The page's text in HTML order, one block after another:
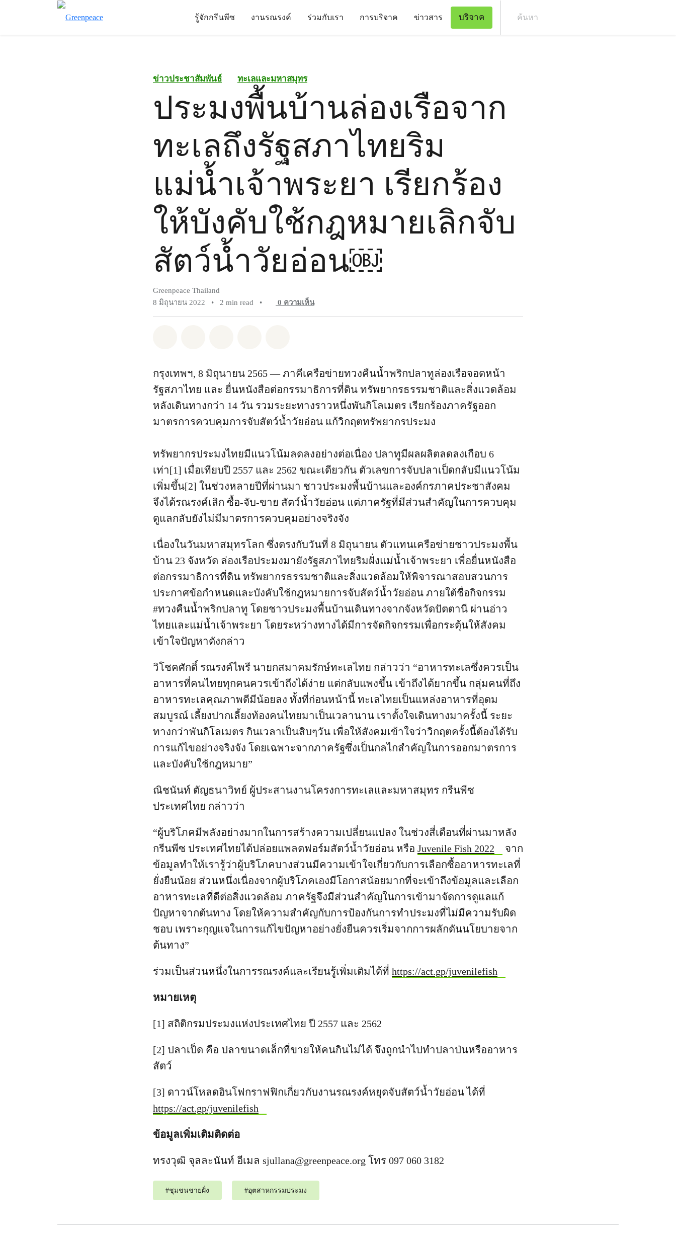
รู้จักกรีนพีซ งานรณรงค์ ร่วมกับเรา การบริจาค ข่าวสาร บริจาค
ข่าวประชาสัมพันธ์ ทะเลและมหาสมุทร
ประมงพื้นบ้านล่องเรือจาก
ทะเลถึงรัฐสภาไทยริม
แม่น้ำเจ้าพระยา เรียกร้อง
ให้บังคับใช้กฎหมายเลิกจับ
สัตว์น้ำวัยอ่อน￼
Greenpeace Thailand
8 มิถุนายน 2022
• 2 min read • 0 ความเห็น
กรุงเทพฯ, 8 มิถุนายน 2565 — ภาคีเครือข่ายทวงคืนน้ำพริกปลาทูล่องเรือจอดหน้า
รัฐสภาไทย และ ยื่นหนังสือต่อกรรมาธิการที่ดิน ทรัพยากรธรรมชาติและสิ่งแวดล้อม
หลังเดินทางกว่า 14 วัน รวมระยะทางราวหนึ่งพันกิโลเมตร เรียกร้องภาครัฐออก
มาตรการควบคุมการจับสัตว์น้ำวัยอ่อน แก้วิกฤตทรัพยากรประมง
ทรัพยากรประมงไทยมีแนวโน้มลดลงอย่างต่อเนื่อง ปลาทูมีผลผลิตลดลงเกือบ 6
เท่า[1] เมื่อเทียบปี 2557 และ 2562 ขณะเดียวกัน ตัวเลขการจับปลาเป็ดกลับมีแนวโน้ม
เพิ่มขึ้น[2] ในช่วงหลายปีที่ผ่านมา ชาวประมงพื้นบ้านและองค์กรภาคประชาสังคม
จึงได้รณรงค์เลิก ซื้อ-จับ-ขาย สัตว์น้ำวัยอ่อน แต่ภาครัฐที่มีส่วนสำคัญในการควบคุม
ดูแลกลับยังไม่มีมาตรการควบคุมอย่างจริงจัง
เนื่องในวันมหาสมุทรโลก ซึ่งตรงกับวันที่ 8 มิถุนายน ตัวแทนเครือข่ายชาวประมงพื้น
บ้าน 23 จังหวัด ล่องเรือประมงมายังรัฐสภาไทยริมฝั่งแม่น้ำเจ้าพระยา เพื่อยื่นหนังสือ
ต่อกรรมาธิการที่ดิน ทรัพยากรธรรมชาติและสิ่งแวดล้อมให้พิจารณาสอบสวนการ
ประกาศข้อกำหนดและบังคับใช้กฎหมายการจับสัตว์น้ำวัยอ่อน ภายใต้ชื่อกิจกรรม
#ทวงคืนน้ำพริกปลาทู โดยชาวประมงพื้นบ้านเดินทางจากจังหวัดปัตตานี ผ่านอ่าว
ไทยและแม่น้ำเจ้าพระยา โดยระหว่างทางได้มีการจัดกิจกรรมเพื่อกระตุ้นให้สังคม
เข้าใจปัญหาดังกล่าว
วิโชคศักดิ์ รณรงค์ไพรี นายกสมาคมรักษ์ทะเลไทย กล่าวว่า “อาหารทะเลซึ่งควรเป็น
อาหารที่คนไทยทุกคนควรเข้าถึงได้ง่าย แต่กลับแพงขึ้น เข้าถึงได้ยากขึ้น กลุ่มคนที่ถึง
อาหารทะเลคุณภาพดีมีน้อยลง ทั้งที่ก่อนหน้านี้ ทะเลไทยเป็นแหล่งอาหารที่อุดม
สมบูรณ์ เลี้ยงปากเลี้ยงท้องคนไทยมาเป็นเวลานาน เราตั้งใจเดินทางมาครั้งนี้ ระยะ
ทางกว่าพันกิโลเมตร กินเวลาเป็นสิบๆวัน เพื่อให้สังคมเข้าใจว่าวิกฤตครั้งนี้ต้องได้รับ
การแก้ไขอย่างจริงจัง โดยเฉพาะจากภาครัฐซึ่งเป็นกลไกสำคัญในการออกมาตรการ
และบังคับใช้กฎหมาย”
ณิชนันท์ ตัญธนาวิทย์ ผู้ประสานงานโครงการทะเลและมหาสมุทร กรีนพีซ
ประเทศไทย กล่าวว่า
“ผู้บริโภคมีพลังอย่างมากในการสร้างความเปลี่ยนแปลง ในช่วงสี่เดือนที่ผ่านมาหลัง
กรีนพีซ ประเทศไทยได้ปล่อยแพลตฟอร์มสัตว์น้ำวัยอ่อน หรือ Juvenile Fish 2022
จาก
ข้อมูลทำให้เรารู้ว่าผู้บริโภคบางส่วนมีความเข้าใจเกี่ยวกับการเลือกซื้ออาหารทะเลที่
ยั่งยืนน้อย ส่วนหนึ่งเนื่องจากผู้บริโภคเองมีโอกาสน้อยมากที่จะเข้าถึงข้อมูลและเลือก
อาหารทะเลที่ดีต่อสิ่งแวดล้อม ภาครัฐจึงมีส่วนสำคัญในการเข้ามาจัดการดูแลแก้
ปัญหาจากต้นทาง โดยให้ความสำคัญกับการป้องกันการทำประมงที่ไม่มีความรับผิด
ชอบ เพราะกุญแจในการแก้ไขปัญหาอย่างยั่งยืนควรเริ่มจากการผลักดันนโยบายจาก
ต้นทาง”
ร่วมเป็นส่วนหนึ่งในการรณรงค์และเรียนรู้เพิ่มเติมได้ที่ https://act.gp/juvenilefish
หมายเหตุ
[1] สถิติกรมประมงแห่งประเทศไทย ปี 2557 และ 2562
[2] ปลาเป็ด คือ ปลาขนาดเล็กที่ขายให้คนกินไม่ได้ จึงถูกนำไปทำปลาป่นหรืออาหาร
สัตว์
[3] ดาวน์โหลดอินโฟกราฟฟิกเกี่ยวกับงานรณรงค์หยุดจับสัตว์น้ำวัยอ่อน ได้ที่
https://act.gp/juvenilefish
ข้อมูลเพิ่มเติมติดต่อ
ทรงวุฒิ จุลละนันท์ อีเมล sjullana@greenpeace.org โทร 097 060 3182
#ชุมชนชายฝั่ง #อุตสาหกรรมประมง